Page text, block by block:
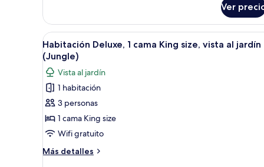
jardín
(Aire)
Deluxe,
cama
King
size,
vista
al
jardín
(Aire)
Ver
Abrir
todas
las
fotos
de
Habitación
Deluxe,
1
cama
King
Un dormitorio rústico con
3
Habitación Deluxe, 1 cama King size, vista al jardín
(Jungle)
Vista al jardín
1 habitación
3 personas
1 cama King size
Wifi gratuito
Más detalles
Más